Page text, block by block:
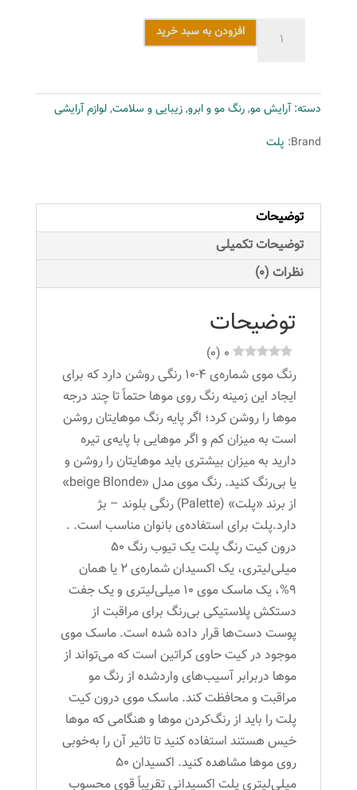
پلت
سری
Intensive
10
حجم
50
میلی
لیتر
بلوند
عدد
افزودن به سبد خرید
دسته:آرایش مو,رنگ مو و ابرو,زیبایی و سلامت,لوازم آرایشی
Brand: پلت
توضیحات
توضیحات تکمیلی
نظرات (0)
توضیحات
0
(
0
)
رنگ موی شماره‌ی 4-10 رنگی روشن دارد که برای
ایجاد این زمینه رنگ روی موها حتماً تا چند درجه
موها را روشن کرد؛ اگر پایه رنگ موهایتان روشن
است به میزان کم و اگر موهایی با پایه‌ی تیره
دارید به میزان بیشتری باید موهایتان را روشن و
یا بی‌رنگ کنید. رنگ موی مدل «beige Blonde»
از برند «پلت» (Palette) رنگی بلوند – بژ
دارد.پلت برای استفاده‌ی بانوان مناسب است. .
درون کیت رنگ پلت یک تیوب رنگ 50
میلی‌لیتری، یک اکسیدان شماره‌ی 2 یا همان
9%، یک ماسک ‌موی 10 میلی‌لیتری و یک جفت
دستکش پلاستیکی بی‌رنگ برای مراقبت از
پوست دست‌ها قرار داده شده است. ماسک موی
موجود در کیت حاوی کراتین است که می‌تواند از
موها دربرابر آسیب‌های واردشده از رنگ مو
مراقبت و محافظت کند. ماسک موی درون کیت
پلت را باید از رنگ‌کردن موها و هنگامی که موها
خیس هستند استفاده کنید تا تاثیر آن را به‌خوبی
روی موها مشاهده کنید. اکسیدان 50
میلی‌لیتری پلت اکسیدانی تقریباً قوی محسوب